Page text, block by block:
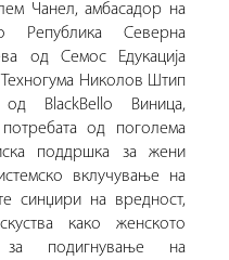
амбасадор на
Република Северна
од Семос Едукација
Николов Штип
BlackBello Виница,
од поголема
поддршка за жени
вклучување на
синџири на вредност,
како женското
за подигнување на